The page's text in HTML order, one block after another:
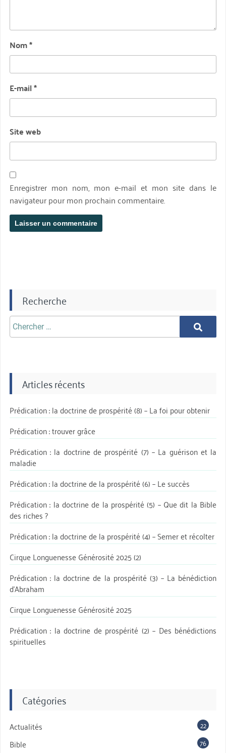
Nom*
E-mail*
Site web
Enregistrer mon nom, mon e-mail et mon site dans le
navigateur pour mon prochain commentaire.
Recherche
Chercher
aprè:
Chercher
Articles récents
Prédication : la doctrine de prospérité (8) – La foi pour obtenir
Prédication : trouver grâce
Prédication : la doctrine de prospérité (7) – La guérison et la
maladie
Prédication : la doctrine de la prospérité (6) – Le succès
Prédication : la doctrine de la prospérité (5) – Que dit la Bible
des riches ?
Prédication : la doctrine de la prospérité (4) – Semer et récolter
Cirque Longuenesse Générosité 2025 (2)
Prédication : la doctrine de la prospérité (3) – La bénédiction
d’Abraham
Cirque Longuenesse Générosité 2025
Prédication : la doctrine de prospérité (2) – Des bénédictions
spirituelles
Catégories
Actualités 22
Bible 76